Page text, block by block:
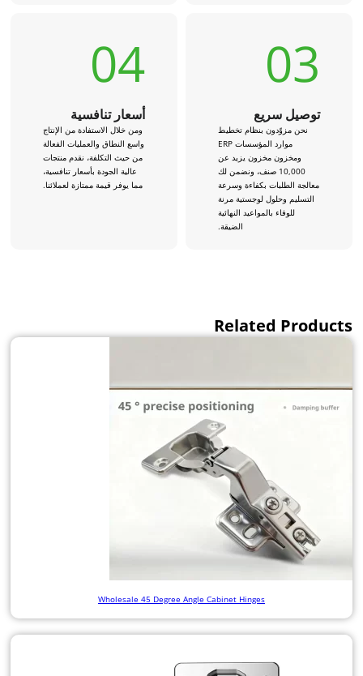
03
توصيل سريع
نحن مزوّدون بنظام تخطيط
موارد المؤسسات ERP
ومخزون مخزون يزيد عن
10,000 صنف، ونضمن لك
معالجة الطلبات بكفاءة وسرعة
التسليم وحلول لوجستية مرنة
للوفاء بالمواعيد النهائية
الضيقة.
04
أسعار تنافسية
ومن خلال الاستفادة من الإنتاج
واسع النطاق والعمليات الفعالة
من حيث التكلفة، نقدم منتجات
عالية الجودة بأسعار تنافسية،
مما يوفر قيمة ممتازة لعملائنا.
Related Products
Wholesale 45 Degree Angle Cabinet Hinges